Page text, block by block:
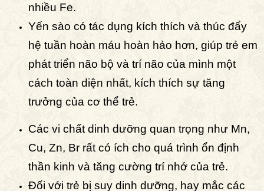
nhiều Fe.
Yến sào có tác dụng kích thích và thúc đẩy
hệ tuần hoàn máu hoàn hảo hơn, giúp trẻ em
phát triển não bộ và trí não của mình một
cách toàn diện nhất, kích thích sự tăng
trưởng của cơ thể trẻ.
Các vi chất dinh dưỡng quan trọng như Mn,
Cu, Zn, Br rất có ích cho quá trình ổn định
thần kinh và tăng cường trí nhớ của trẻ.
Đối với trẻ bị suy dinh dưỡng, hay mắc các